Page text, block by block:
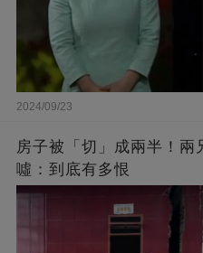
2024/09/23
房子被「切」成兩半！兩
噓：到底有多恨